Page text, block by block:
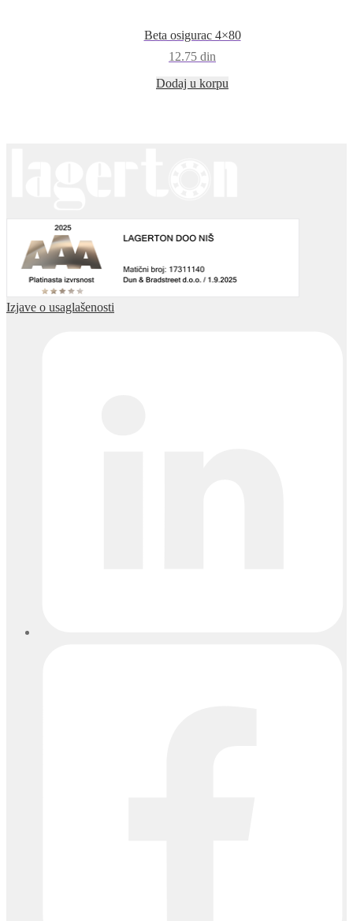
Beta osigurac 4×80
12.75 din
Dodaj u korpu
Izjave o usaglašenosti